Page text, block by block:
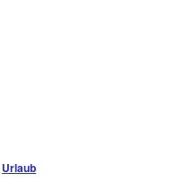
Urlaub